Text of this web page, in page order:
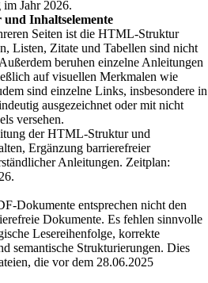
Jahr 2026.
Inhaltselemente
Seiten ist die HTML-Struktur
Listen, Zitate und Tabellen sind nicht
beruhen einzelne Anleitungen
auf visuellen Merkmalen wie
sind einzelne Links, insbesondere in
ausgezeichnet oder mit nicht
versehen.
der HTML-Struktur und
Ergänzung barrierefreier
Anleitungen. Zeitplan:
Dokumente entsprechen nicht den
Dokumente. Es fehlen sinnvolle
Lesereihenfolge, korrekte
semantische Strukturierungen. Dies
die vor dem 28.06.2025